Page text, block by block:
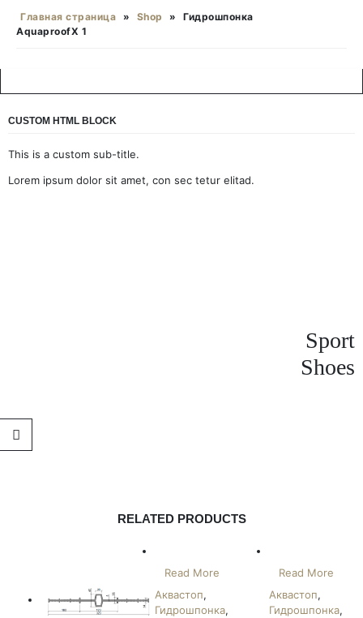
Главная страница » Shop »
Гидрошпонка
AquaproofX 1
CUSTOM HTML BLOCK
This is a custom sub-title.
Lorem ipsum dolor sit amet, con sec tetur elitad.
Sport
Shoes
RELATED PRODUCTS
Read More
Аквастоп,
Гидрошпонка,
Read More
Аквастоп,
Гидрошпонка,